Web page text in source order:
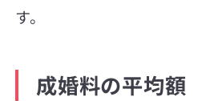
す。
成婚料の平均額